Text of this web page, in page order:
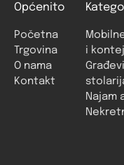
Općenito
Početna
Trgovina
O nama
Kontakt
i
Najam